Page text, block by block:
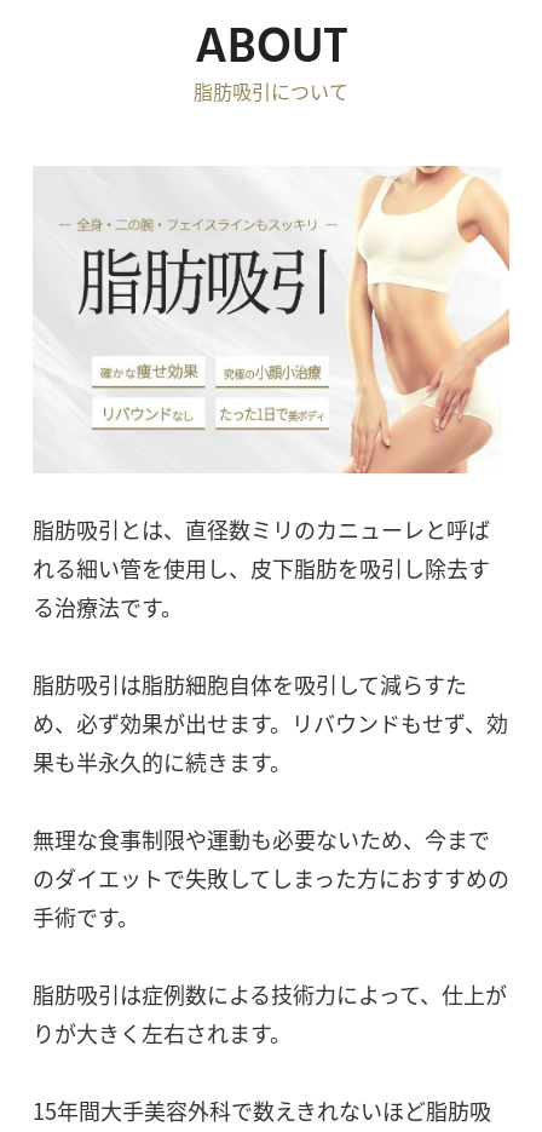
ABOUT
脂肪吸引について
脂肪吸引とは、直径数ミリのカニューレと呼ば
れる細い管を使用し、皮下脂肪を吸引し除去す
る治療法です。
脂肪吸引は脂肪細胞自体を吸引して減らすた
め、必ず効果が出せます。リバウンドもせず、効
果も半永久的に続きます。
無理な食事制限や運動も必要ないため、今まで
のダイエットで失敗してしまった方におすすめの
手術です。
脂肪吸引は症例数による技術力によって、仕上が
りが大きく左右されます。
15年間大手美容外科で数えきれないほど脂肪吸